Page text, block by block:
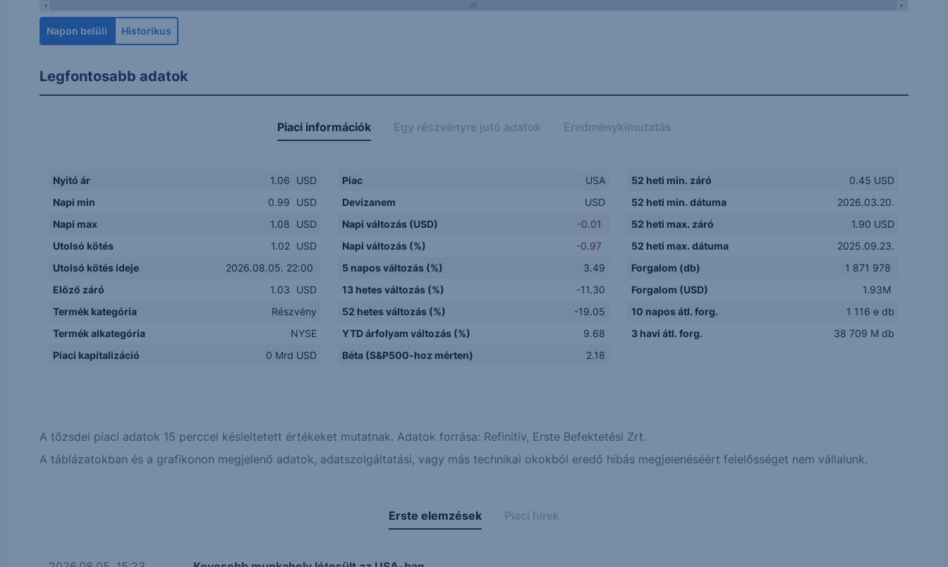
Napon belüli Historikus
Legfontosabb adatok
Piaci információk Egy részvényre jutó adatok Eredménykimutatás
Nyitó ár 1.06
USD
Napi min
0.99
USD
Napi max
1.08
USD
Utolsó kötés
1.02
USD
Utolsó kötés ideje
2026.08.05. 22:00
Előző záró
1.03
USD
Termék kategória
Részvény
Termék alkategória
NYSE
Piaci kapitalizáció
0 Mrd USD
Piac
USA
Devizanem
USD
Napi változás (USD)
-0.01
Napi változás (%)
-0.97
5 napos változás (%)
3.49
13 hetes változás (%)
-11.30
52 hetes változás (%)
-19.05
YTD árfolyam változás (%)
9.68
Béta (S&P500-hoz mérten)
2.18
52 heti min. záró
0.45 USD
52 heti min. dátuma
2026.03.20.
52 heti max. záró
1.90 USD
52 heti max. dátuma
2025.09.23.
Forgalom (db)
1 871 978
Forgalom (USD)
1.93M
10 napos átl. forg.
1 116 e db
3 havi átl. forg.
38 709 M db
A tőzsdei piaci adatok 15 perccel késleltetett értékeket mutatnak. Adatok forrása: Refinitiv, Erste Befektetési Zrt.
A táblázatokban és a grafikonon megjelenő adatok, adatszolgáltatási, vagy más technikai okokból eredő hibás megjelenéséért felelősséget nem vállalunk.
Erste elemzések Piaci hírek